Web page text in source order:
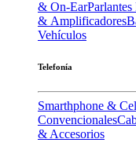
& On-EarParlantes
& Amplificadores
Vehículos
Telefonía
Smarthphone &
Convencionales
& Accesorios